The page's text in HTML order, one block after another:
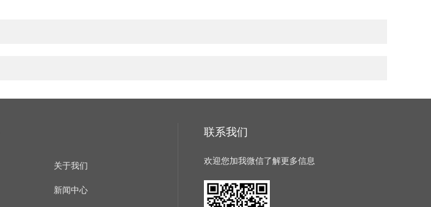
关于我们
新闻中心
联系我们
欢迎您加我微信了解更多信息